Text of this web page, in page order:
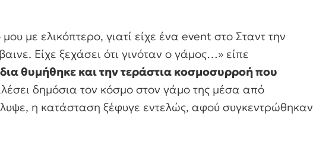
με ελικόπτερο, γιατί είχε ένα event στο Σταντ την
Είχε ξεχάσει ότι γινόταν ο γάμος…» είπε
θυμήθηκε και την τεράστια κοσμοσυρροή που
δημόσια τον κόσμο στον γάμο της μέσα από
η κατάσταση ξέφυγε εντελώς, αφού συγκεντρώθηκαν